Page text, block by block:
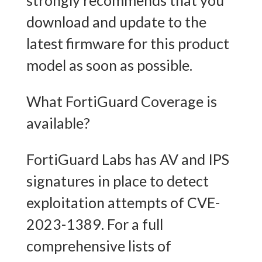
download and update to the
latest firmware for this product
model as soon as possible.
What FortiGuard Coverage is
available?
FortiGuard Labs has AV and IPS
signatures in place to detect
exploitation attempts of CVE-
2023-1389. For a full
comprehensive lists of